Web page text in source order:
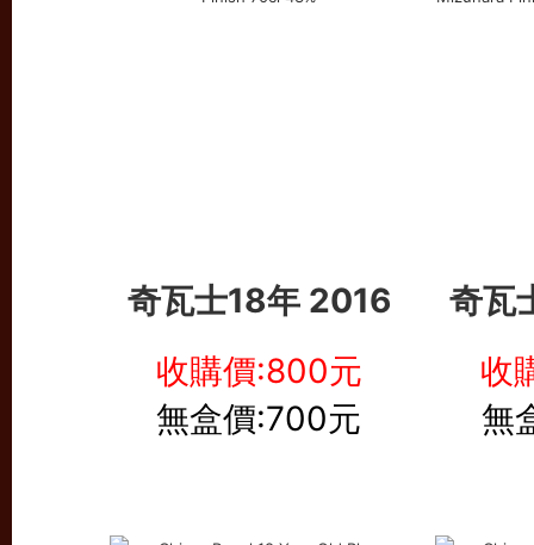
奇瓦士18年 2016
奇瓦
收購價:800元
無盒價:700元
收
無